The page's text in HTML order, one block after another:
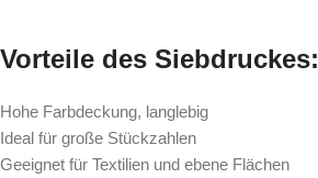
Vorteile des Siebdruckes:
Hohe Farbdeckung, langlebig
Ideal für große Stückzahlen
Geeignet für Textilien und ebene Flächen